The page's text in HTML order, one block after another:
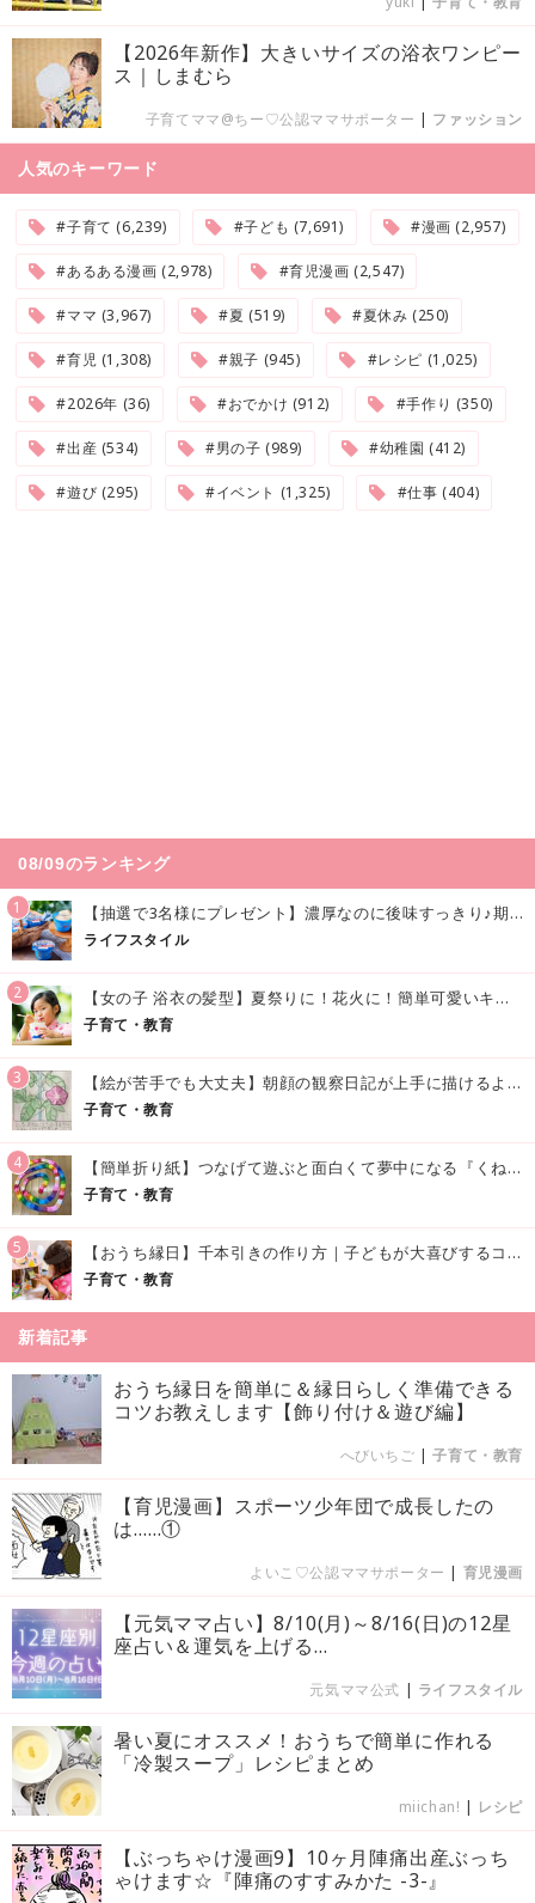
【2026年新作】大きいサイズの浴衣ワンピー
ス｜しまむら
子育てママ@ちー♡公認ママサポーター | ファッション
人気のキーワード
#子育て (6,239) #子ども (7,691) #漫画 (2,957)
#あるある漫画 (2,978) #育児漫画 (2,547)
#ママ (3,967) #夏 (519) #夏休み (250)
#育児 (1,308) #親子 (945) #レシピ (1,025)
#2026年 (36) #おでかけ (912) #手作り (350)
#出産 (534) #男の子 (989) #幼稚園 (412)
#遊び (295) #イベント (1,325) #仕事 (404)
08/09のランキング
1 【抽選で3名様にプレゼント】濃厚なのに後味すっきり♪期間限定の「メイトーのなめらかプリン カルピス®入りソース」で夏を味わおう！
ライフスタイル
2 【女の子 浴衣の髪型】夏祭りに！花火に！簡単可愛いキッズの浴衣ヘアアレンジまとめ
子育て・教育
3 【絵が苦手でも大丈夫】朝顔の観察日記が上手に描けるようになる方法｜イラスト付き
子育て・教育
4 【簡単折り紙】つなげて遊ぶと面白くて夢中になる『くねくねへびさんの作り方』
子育て・教育
5 【おうち縁日】千本引きの作り方｜子どもが大喜びするコツやアイデア♪
子育て・教育
新着記事
おうち縁日を簡単に＆縁日らしく準備できる
コツお教えします【飾り付け＆遊び編】
へびいちご |子育て・教育
【育児漫画】スポーツ少年団で成長したの
は……①
よいこ♡公認ママサポーター | 育児漫画
【元気ママ占い】8/10(月)～8/16(日)の12星
座占い＆運気を上げる...
元気ママ公式 | ライフスタイル
暑い夏にオススメ！おうちで簡単に作れる
「冷製スープ」レシピまとめ
miichan! | レシピ
【ぶっちゃけ漫画9】10ヶ月陣痛出産ぶっち
ゃけます☆『陣痛のすすみかた -3-』